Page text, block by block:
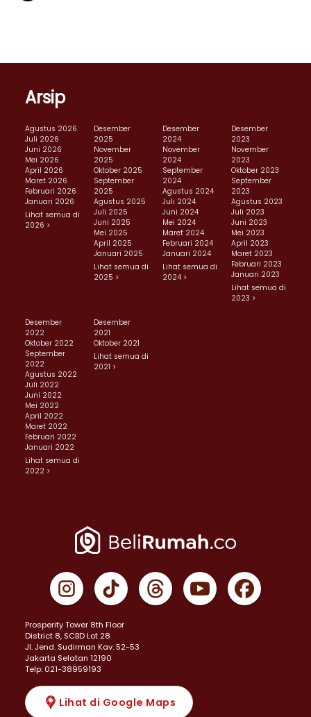
Arsip
Agustus 2026
Juli 2026
Juni 2026
Mei 2026
April 2026
Maret 2026
Februari 2026
Januari 2026
Lihat semua di
2026 >
Desember
2025
November
2025
Oktober 2025
September
2025
Agustus 2025
Juli 2025
Juni 2025
Mei 2025
April 2025
Januari 2025
Lihat semua di
2025 >
Desember
2024
November
2024
September
2024
Agustus 2024
Juli 2024
Juni 2024
Mei 2024
Maret 2024
Februari 2024
Januari 2024
Lihat semua di
2024 >
Desember
2023
November
2023
Oktober 2023
September
2023
Agustus 2023
Juli 2023
Juni 2023
Mei 2023
April 2023
Maret 2023
Februari 2023
Januari 2023
Lihat semua di
2023 >
Desember
2022
Oktober 2022
September
2022
Agustus 2022
Juli 2022
Juni 2022
Mei 2022
April 2022
Maret 2022
Februari 2022
Januari 2022
Lihat semua di
2022 >
Desember
2021
Oktober 2021
Lihat semua di
2021 >
Prosperity Tower 8th Floor
District 8, SCBD Lot 28
JI. Jend. Sudirman Kav. 52-53
Jakarta Selatan 12190
Telp: 021-38959193
Lihat di Google Maps